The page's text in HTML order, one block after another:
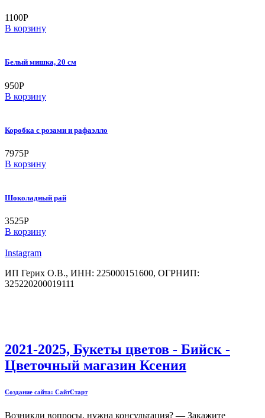
1100Р
В корзину
Белый мишка, 20 см
950Р
В корзину
Коробка с розами и рафаэлло
7975Р
В корзину
Шоколадный рай
3525Р
В корзину
Instagram
ИП Герих О.В., ИНН: 225000151600, ОГРНИП:
325220200019111
2021-2025, Букеты цветов - Бийск -
Цветочный магазин Ксения
Создание сайта: СайтСтарт
Возникли вопросы, нужна консультация? — Закажите